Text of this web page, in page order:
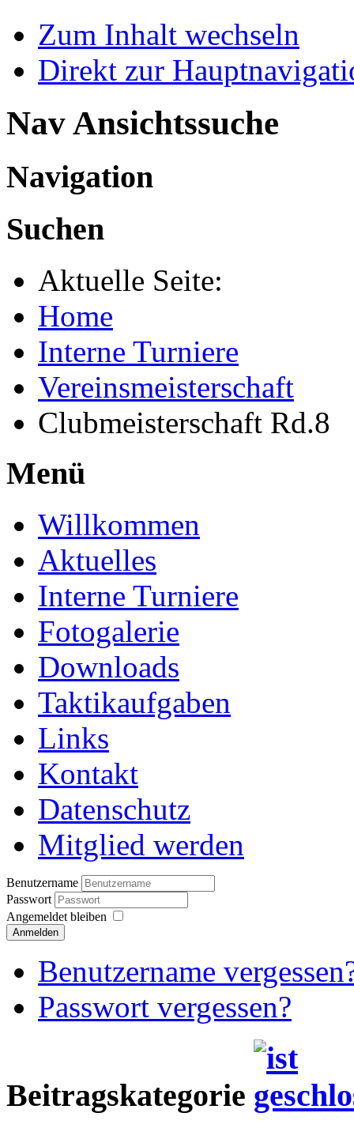
Zum Inhalt wechseln
Direkt zur
Nav Ansichtssuche
Navigation
Suchen
Aktuelle Seite:
Home
Interne Turniere
Vereinsmeisterschaft
Clubmeisterschaft Rd.8
Menü
Willkommen
Aktuelles
Interne Turniere
Fotogalerie
Downloads
Taktikaufgaben
Links
Kontakt
Datenschutz
Mitglied werden
Benutzername
Passwort
Angemeldet bleiben
Anmelden
Benutzername
Passwort vergessen?
Beitragskategorie